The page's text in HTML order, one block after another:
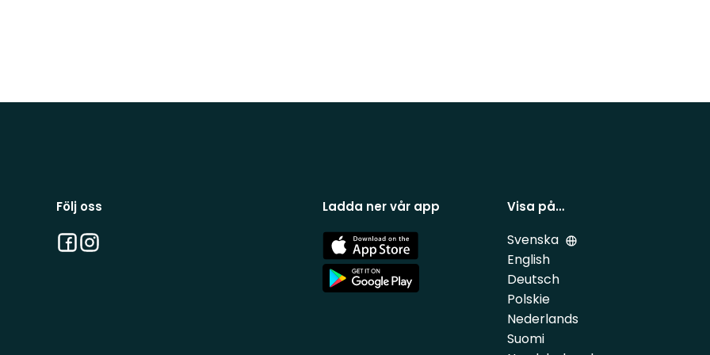
Följ oss
Facebook
Instagram
Ladda ner vår app
App
Store
App
Store
Visa på…
Svenska
English
Deutsch
Polskie
Nederlands
Suomi